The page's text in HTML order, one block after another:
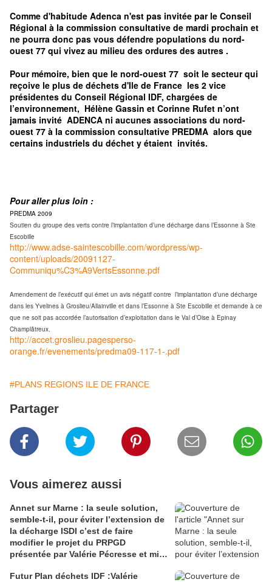
Comme d'habitude Adenca n'est pas invitée par le Conseil
Régional à la commission consultative de mardi prochain et
ne pourra donc pas vous défendre populations du nord-
ouest 77 qui vivez au milieu des ordures des autres .
Pour mémoire, bien que le nord-ouest 77 soit le secteur qui
reçoive le plus de déchets d'Ile de France les 2 vice
présidentes du Conseil Régional IDF, chargées de
l’environnement, Hélène Gassin et Corinne Rufet n’ont
jamais invité ADENCA ni aucunes associations du nord-
ouest 77 à la commission consultative PREDMA alors que
certains industriels du déchet y étaient invités.
Pour aller plus loin :
PREDMA 2009
Soutien du groupe des verts contre l’implantation d’une décharge dans l’Essonne à Ste
Escobille
http://www.adse-saintescobille.com/wordpress/wp-
content/uploads/20091127-
Communiqu%C3%A9VertsEssonne.pdf
Amendement de l’exécutif qui émet un avis négatif contre l’implantation d’une décharge
dans les Yvelines à Groslieu/Allainville et dans l’Essonne à Ste Escobille et demande à ce
que ne soit pas accordée l’autorisation d’exploitation dans le Val d’Oise à Epinay
Champlâtreux.
http://accet.groslieu.pagesperso-
orange.fr/evenements/predma09-117-1-.pdf
#PLANS REGIONS ILE DE FRANCE
Partager
Vous aimerez aussi
Annet sur Marne : la seule solution,
semble-t-il, pour éviter l’extension de
la décharge ISDI c’est de faire
modifier le projet du PRPGD
présentée par Valérie Pécresse et mis
Futur Plan déchets IDF :Valérie